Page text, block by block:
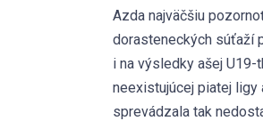
Azda najväčšiu
dorasteneckých súťaží
i na výsledky ašej
neexistujúcej piatej ligy
sprevádzala tak